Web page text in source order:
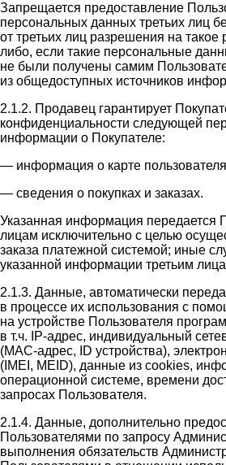
Запрещается предоставление
персональных данных третьих лиц
от третьих лиц разрешения на такое
либо, если такие персональные
не были получены самим
из общедоступных источников
2.1.2. Продавец гарантирует
конфиденциальности следующей
информации о Покупателе:
— информация о карте
— сведения о покупках и заказах.
Указанная информация передается
лицам исключительно с целью
заказа платежной системой; иные
указанной информации третьим
2.1.3. Данные, автоматически
в процессе их использования с
на устройстве Пользователя
в т.ч. IP-адрес, индивидуальный
(MAC-адрес, ID устройства),
(IMEI, MEID), данные из cookies,
операционной системе, времени
запросах Пользователя.
2.1.4. Данные, дополнительно
Пользователями по запросу
выполнения обязательств